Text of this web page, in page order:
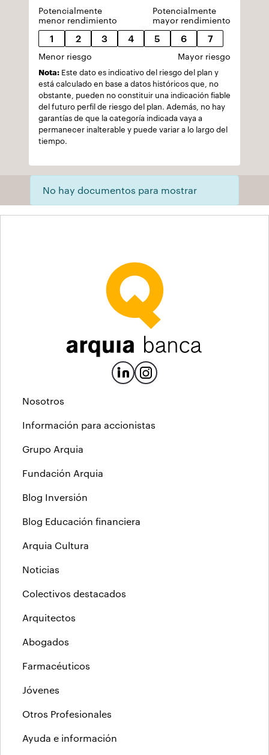
Potencialmente
menor rendimiento
Potencialmente
mayor rendimiento
1 2 3 4 5 6 7
Menor riesgo Mayor riesgo
Nota: Este dato es indicativo del riesgo del plan y
está calculado en base a datos históricos que, no
obstante, pueden no constituir una indicación fiable
del futuro perfil de riesgo del plan. Además, no hay
garantías de que la categoría indicada vaya a
permanecer inalterable y puede variar a lo largo del
tiempo.
No hay documentos para mostrar
Nosotros
Información para accionistas
Grupo Arquia
Fundación Arquia
Blog Inversión
Blog Educación financiera
Arquia Cultura
Noticias
Colectivos destacados
Arquitectos
Abogados
Farmacéuticos
Jóvenes
Otros Profesionales
Ayuda e información